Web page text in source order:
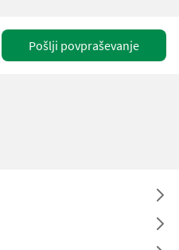
Pošlji povpraševanje